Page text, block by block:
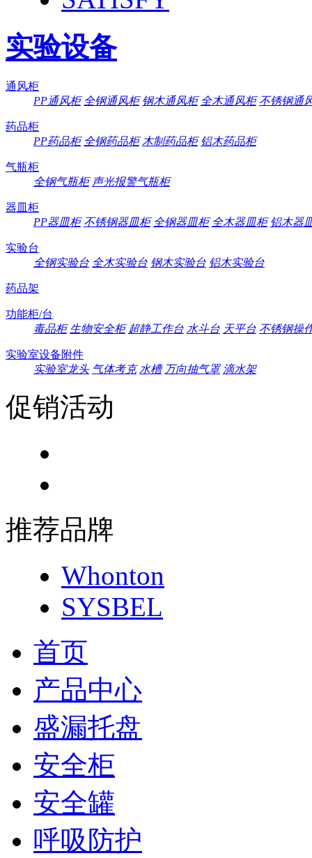
实验设备
通风柜
PP通风柜 全钢通风柜 钢木通风柜 全木通风柜 不锈钢通
药品柜
PP药品柜 全钢药品柜 木制药品柜 铝木药品柜
气瓶柜
全钢气瓶柜 声光报警气瓶柜
器皿柜
PP器皿柜 不锈钢器皿柜 全钢器皿柜 全木器皿柜 铝木器
实验台
全钢实验台 全木实验台 钢木实验台 铝木实验台
药品架
功能柜/台
毒品柜 生物安全柜 超静工作台 水斗台 天平台 不锈钢操
实验室设备附件
实验室龙头 气体考克 水槽 万向抽气罩 滴水架
促销活动
推荐品牌
Whonton
SYSBEL
首页
产品中心
盛漏托盘
安全柜
安全罐
呼吸防护